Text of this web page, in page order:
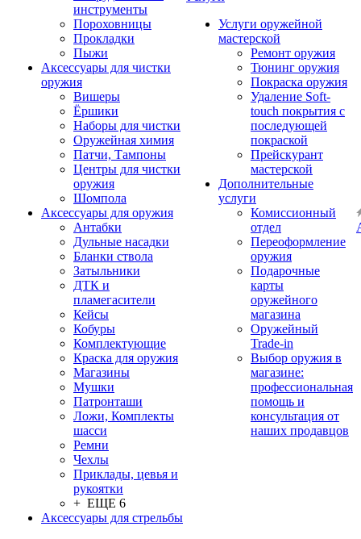
инструменты
Пороховницы
Прокладки
Пыжи
Аксессуары для чистки
оружия
Вишеры
Ёршики
Наборы для чистки
Оружейная химия
Патчи, Тампоны
Центры для чистки
оружия
Шомпола
Аксессуары для оружия
Антабки
Дульные насадки
Бланки ствола
Затыльники
ДТК и
пламегасители
Кейсы
Кобуры
Комплектующие
Краска для оружия
Магазины
Мушки
Патронташи
Ложи, Комплекты
шасси
Ремни
Чехлы
Приклады, цевья и
рукоятки
+ ЕЩЕ 6
Аксессуары для стрельбы
Услуги оружейной
мастерской
Ремонт оружия
Тюнинг оружия
Покраска оружия
Удаление Soft-
touch покрытия с
последующей
покраской
Прейскурант
мастерской
Дополнительные
услуги
Комиссионный
отдел
Переоформление
оружия
Подарочные
карты
оружейного
магазина
Оружейный
Trade-in
Выбор оружия в
магазине:
профессиональная
помощь и
консультация от
наших продавцов